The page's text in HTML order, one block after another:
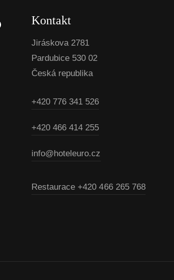
Kontakt
Jiráskova 2781
Pardubice 530 02
Česká republika
+420 776 341 526
+420 466 414 255
info@hoteleuro.cz
Restaurace +420 466 265 768